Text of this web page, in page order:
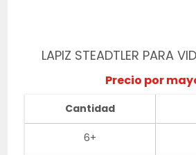
LAPIZ STEADTLER PARA
Precio por
Cantidad
6+